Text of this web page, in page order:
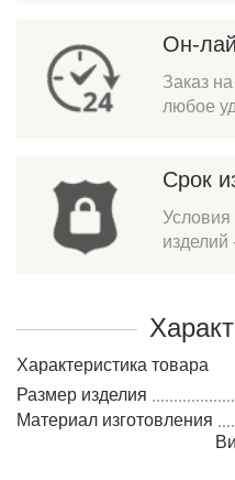
Он-
Заказ
любое
Срок
Условия
изделий
Характеристика товара
Размер изделия
Материал изготовления